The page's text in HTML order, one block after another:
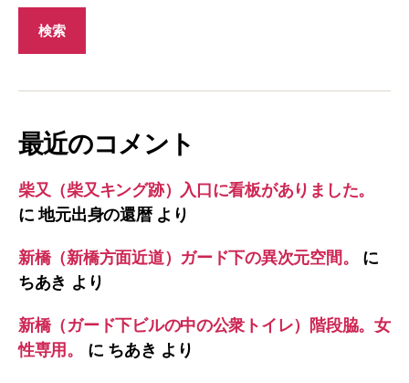
最近のコメント
柴又（柴又キング跡）入口に看板がありました。
に地元出身の還暦より
新橋（新橋方面近道）ガード下の異次元空間。
に
ちあき より
新橋（ガード下ビルの中の公衆トイレ）階段脇。女
性専用。
に ちあき より